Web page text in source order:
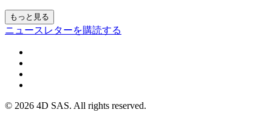
もっと見る
ニュースレターを購読する
© 2026 4D SAS. All rights reserved.